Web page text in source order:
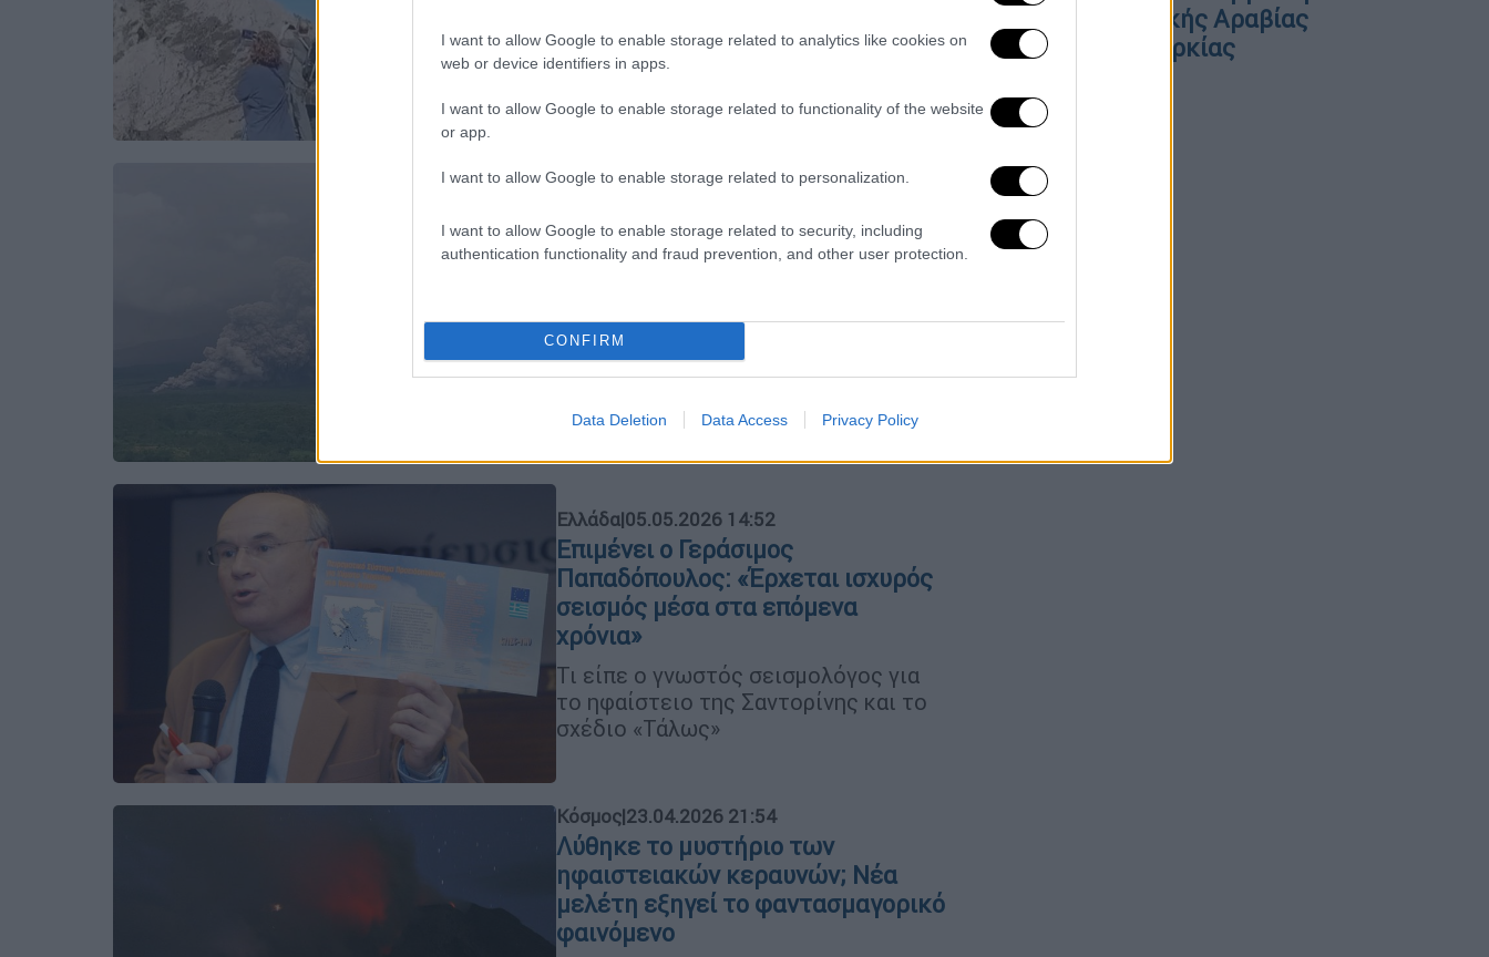
I want to allow Google to enable storage related to analytics like cookies on
web or device identifiers in apps.
I want to allow Google to enable storage related to functionality of the website
or app.
I want to allow Google to enable storage related to personalization.
I want to allow Google to enable storage related to security, including
authentication functionality and fraud prevention, and other user protection.
CONFIRM
Data Deletion Data Access Privacy Policy
Tη στιγμή της έκρηξης στο όρος
Ντουκόνο βρίσκονταν συνολικά 20
Εξερράγη ηφαίστειο στην
Ινδονησία - Αγνοούνται 20
Όλοι οι αγνοούμενοι είναι πεζοπόροι
οι οποίοι αγνόησαν το κλείσιμο της
περιοχής λόγω αυξημένης
ηφαιστειακής δραστηριότητας
Ελλάδα|05.05.2026 14:52
Επιμένει ο Γεράσιμος
Παπαδόπουλος: «Έρχεται ισχυρός
σεισμός μέσα στα επόμενα
χρόνια»
Τι είπε ο γνωστός σεισμολόγος για
το ηφαίστειο της Σαντορίνης και το
σχέδιο «Τάλως»
Κόσμος|23.04.2026 21:54
Λύθηκε το μυστήριο των
ηφαιστειακών κεραυνών; Νέα
μελέτη εξηγεί το φαντασμαγορικό
φαινόμενο
συμφωνία Σαουδικής Αραβίας
,Πακιστάν και Τουρκίας